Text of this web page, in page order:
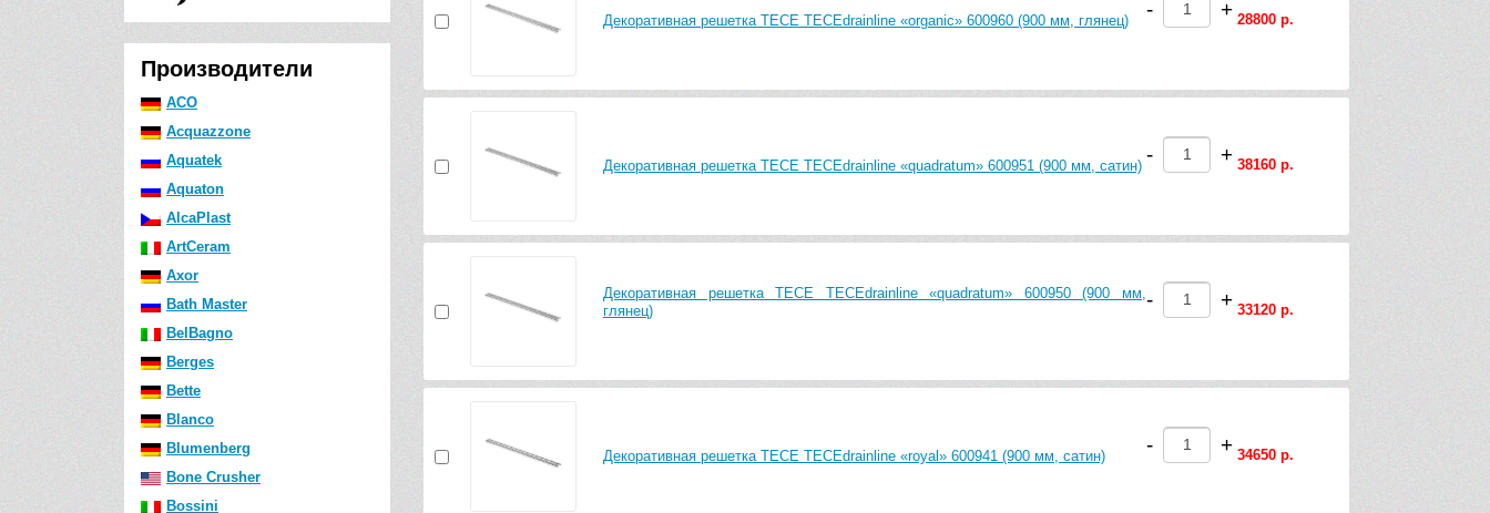
Производители
ACO
Acquazzone
Aquatek
Aquaton
AlcaPlast
ArtCeram
Axor
Bath Master
BelBagno
Berges
Bette
Blanco
Blumenberg
Bone Crusher
Bossini
Декоративная решетка TECE TECEdrainline «organic» 600960 (900 мм, глянец) - + 28800 р.
Декоративная решетка TECE TECEdrainline «quadratum» 600951 (900 мм, сатин) - + 38160 р.
Декоративная решетка TECE TECEdrainline «quadratum» 600950 (900 мм,
глянец)
- + 33120 р.
Декоративная решетка TECE TECEdrainline «royal» 600941 (900 мм, сатин) - + 34650 р.